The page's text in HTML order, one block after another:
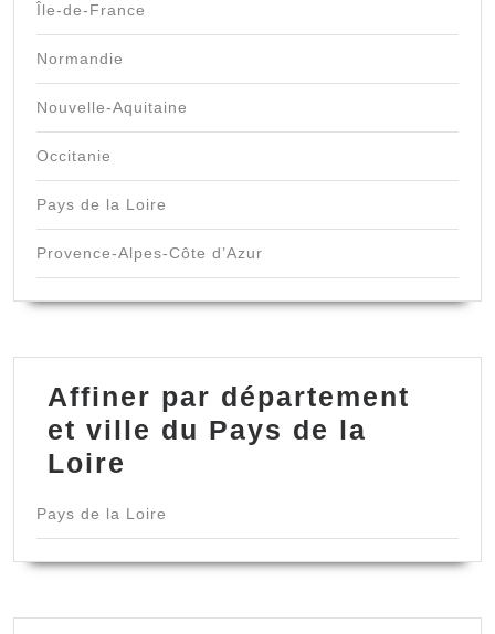
Île-de-France
Normandie
Nouvelle-Aquitaine
Occitanie
Pays de la Loire
Provence-Alpes-Côte d’Azur
Affiner par département
et ville du Pays de la
Loire
Pays de la Loire